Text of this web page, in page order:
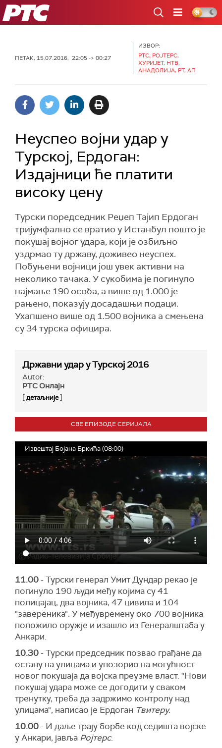
РТС
ПЕТАК, 15.07.2016, 22:05 -> 00:27
ИЗВОР:
РТС, РОЈТЕРС,
ХУРИЈЕТ, НТВ,
АНАДОЛИЈА, РТ, АП
Неуспео војни удар у
Турској, Ердоган:
Издајници ће платити
високу цену
Турски поредседник Реџеп Тајип Ердоган
тријумфално се вратио у Истанбул пошто је
покушај војног удара, који је озбиљно
уздрмао ту државу, доживео неуспех.
Побуњени војници још увек активни на
неколико тачака. У сукобима је погинуло
најмање 190 особа, а више од 1.000 је
рањено, показују досадашњи подаци.
Ухапшено више од 1.500 војника а смењена
су 34 турска официра.
Државни удар у Турској 2016
Autor:
РТС Онлајн
[детаљније]
СВЕ ЕПИЗОДЕ СЕРИЈАЛА
Извештај Бојана Бркића (08:00)
11.00- Турски генерал Умит Дундар рекао је
погинуло 190 људи међу којима су 41
полицајац, два војника, 47 цивила и 104
"завереника". У међувремену око 700 војника
положило оружје и изашло из Генералштаба у
Анкари.
10.30- Турски председник позвао грађане да
остану на улицама и упозорио на могућност
новог покушаја да војска преузме власт. "Нови
покушај удара може се догодити у сваком
тренутку, треба да задржимо контролу над
улицама", написао је Ердоган Tвитеру.
10.00- И даље трају борбе код седишта војске
у Анкари, јавља Ројтерс.